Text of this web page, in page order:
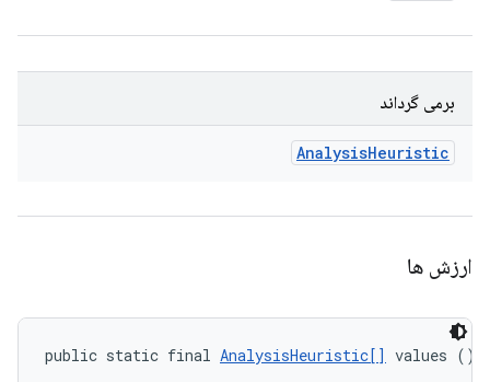
برمی گرداند
AnalysisHeuristic
ارزش ها
public static final AnalysisHeuristic[] values ()